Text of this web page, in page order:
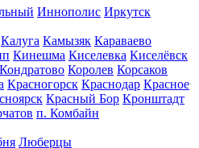
Иннополис Иркутск
Калуга Камызяк Караваево
Кинешма Киселевка Киселёвск
Кондратово Королев Корсаков
Красногорск Краснодар Красное
Красный Бор Кронштадт
п. Комбайн
Люберцы